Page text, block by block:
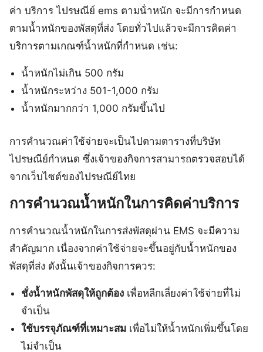
ค่า บริการ ไปรษณีย์ ems ตามน้ําหนัก จะมีการกำหนด
ตามน้ำหนักของพัสดุที่ส่ง โดยทั่วไปแล้วจะมีการคิดค่า
บริการตามเกณฑ์น้ำหนักที่กำหนด เช่น:
น้ำหนักไม่เกิน 500 กรัม
น้ำหนักระหว่าง 501-1,000 กรัม
น้ำหนักมากกว่า 1,000 กรัมขึ้นไป
การคำนวณค่าใช้จ่ายจะเป็นไปตามตารางที่บริษัท
ไปรษณีย์กำหนด ซึ่งเจ้าของกิจการสามารถตรวจสอบได้
จากเว็บไซต์ของไปรษณีย์ไทย
การคำนวณน้ำหนักในการคิดค่าบริการ
การคำนวณน้ำหนักในการส่งพัสดุผ่าน EMS จะมีความ
สำคัญมาก เนื่องจากค่าใช้จ่ายจะขึ้นอยู่กับน้ำหนักของ
พัสดุที่ส่ง ดังนั้นเจ้าของกิจการควร:
ชั่งน้ำหนักพัสดุให้ถูกต้อง เพื่อหลีกเลี่ยงค่าใช้จ่ายที่ไม่
จำเป็น
ใช้บรรจุภัณฑ์ที่เหมาะสม เพื่อไม่ให้น้ำหนักเพิ่มขึ้นโดย
ไม่จำเป็น